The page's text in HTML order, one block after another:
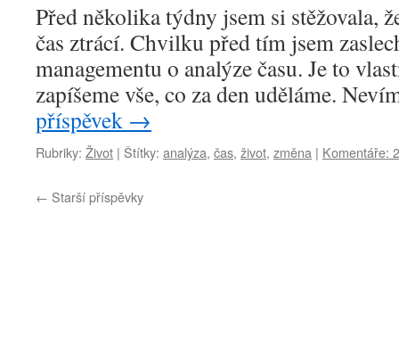
Před několika týdny jsem si stěžovala,
čas ztrácí. Chvilku před tím jsem
managementu o analýze času. Je to
zapíšeme vše, co za den uděláme.
příspěvek →
Rubriky: Život | Štítky: analýza, čas, život, změna | Komentáře: 2
← Starší příspěvky